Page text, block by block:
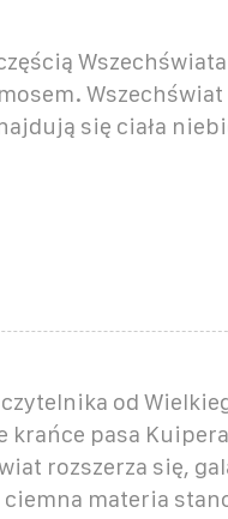
Wszechświata
Wszechświat
się ciała
od
krańce pasa
rozszerza się,
ciemna materia